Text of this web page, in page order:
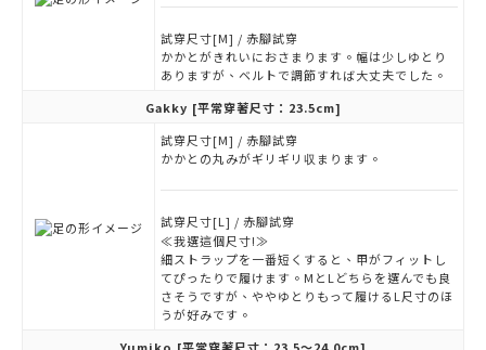
試穿尺寸[M] / 赤腳試穿
かかとがきれいにおさまります。幅は少しゆとり
ありますが、ベルトで調節すれば大丈夫でした。
Gakky [平常穿著尺寸：23.5cm]
試穿尺寸[M] / 赤腳試穿
かかとの丸みがギリギリ収まります。
試穿尺寸[L] / 赤腳試穿
≪我選這個尺寸!≫
細ストラップを一番短くすると、甲がフィットし
てぴったりで履けます。MとLどちらを選んでも良
さそうですが、ややゆとりもって履けるL尺寸のほ
うが好みです。